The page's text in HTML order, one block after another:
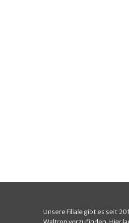
Unsere Filiale gibt es seit